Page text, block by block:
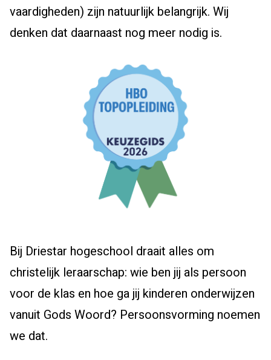
vaardigheden) zijn natuurlijk belangrijk. Wij
denken dat daarnaast nog meer nodig is.
Bij Driestar hogeschool draait alles om
christelijk leraarschap: wie ben jij als persoon
voor de klas en hoe ga jij kinderen onderwijzen
vanuit Gods Woord? Persoonsvorming noemen
we dat.